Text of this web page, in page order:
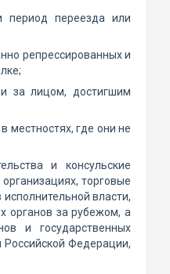
период переезда или
репрессированных и
за лицом, достигшим
местностях, где они не
и консульские
торговые
власти,
органов за рубежом, а
и государственных
Федерации,